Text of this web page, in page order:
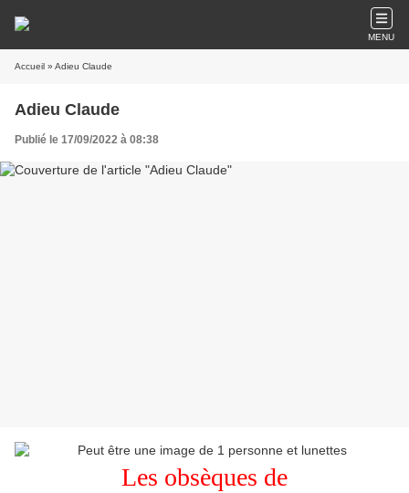
MENU
Accueil » Adieu Claude
Adieu Claude
Publié le 17/09/2022 à 08:38
Les obsèques de